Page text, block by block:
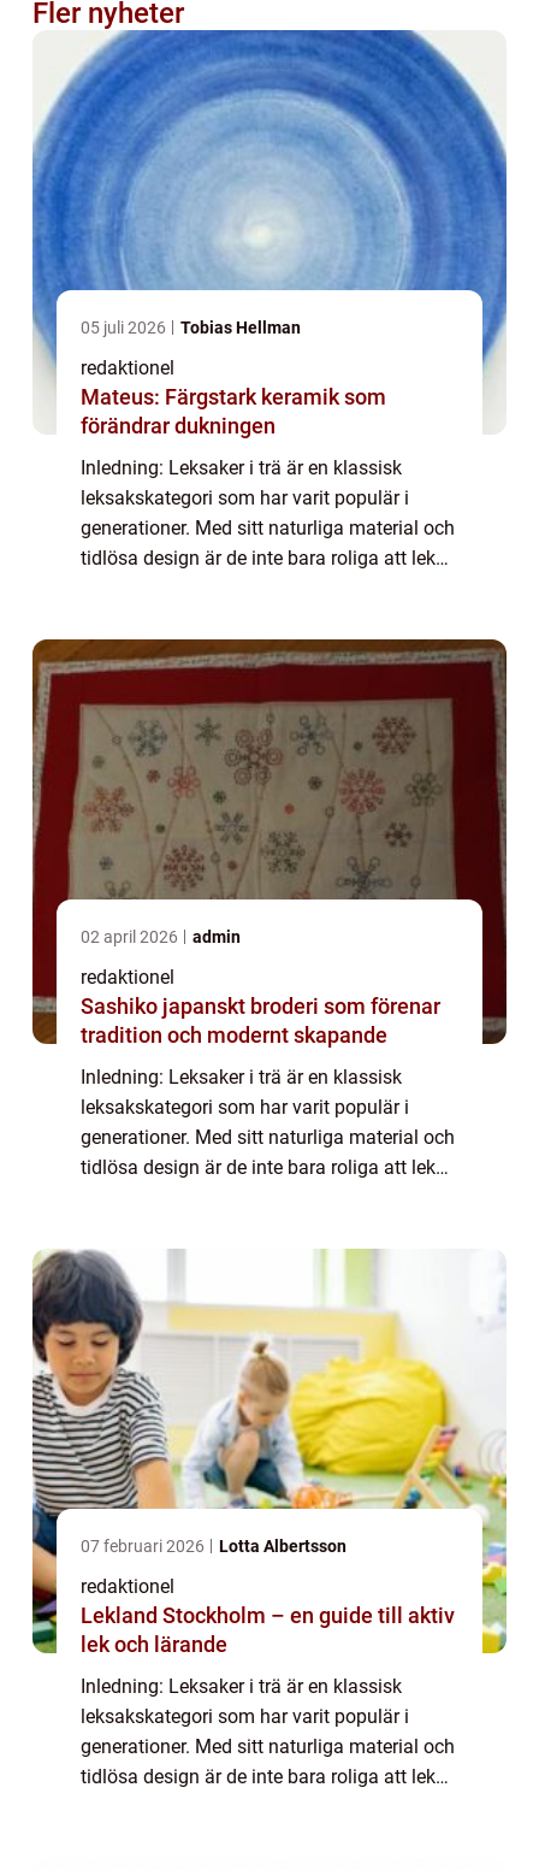
Fler nyheter
05 juli 2026 Tobias Hellman
redaktionel
Mateus: Färgstark keramik som
förändrar dukningen
Inledning: Leksaker i trä är en klassisk
leksakskategori som har varit populär i
generationer. Med sitt naturliga material och
tidlösa design är de inte bara roliga att leka
02 april 2026 admin
redaktionel
Sashiko japanskt broderi som förenar
tradition och modernt skapande
Inledning: Leksaker i trä är en klassisk
leksakskategori som har varit populär i
generationer. Med sitt naturliga material och
tidlösa design är de inte bara roliga att leka
07 februari 2026 Lotta Albertsson
redaktionel
Lekland Stockholm – en guide till aktiv
lek och lärande
Inledning: Leksaker i trä är en klassisk
leksakskategori som har varit populär i
generationer. Med sitt naturliga material och
tidlösa design är de inte bara roliga att leka